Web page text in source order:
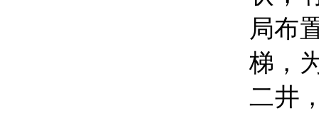
局布
梯，
二井